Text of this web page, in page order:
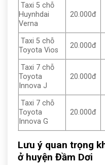
Taxi 5 chỗ
Huynhdai
Verna
20.000đ
Taxi 5 chỗ
Toyota Vios
20.000đ
Taxi 7 chỗ
Toyota
Innova J
20.000đ
Taxi 7 chỗ
Toyota
Innova G
20.000đ
Lưu ý quan trọng
ở huyện Đầm Dơi